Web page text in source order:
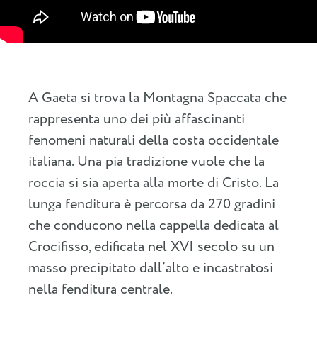
A Gaeta si trova la Montagna Spaccata che
rappresenta uno dei più affascinanti
fenomeni naturali della costa occidentale
italiana. Una pia tradizione vuole che la
roccia si sia aperta alla morte di Cristo. La
lunga fenditura è percorsa da 270 gradini
che conducono nella cappella dedicata al
Crocifisso, edificata nel XVI secolo su un
masso precipitato dall’alto e incastratosi
nella fenditura centrale.